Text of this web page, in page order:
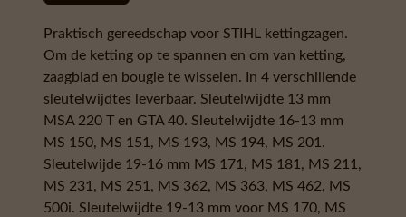
Praktisch gereedschap voor STIHL kettingzagen.
Om de ketting op te spannen en om van ketting,
zaagblad en bougie te wisselen. In 4 verschillende
sleutelwijdtes leverbaar. Sleutelwijdte 13 mm
MSA 220 T en GTA 40. Sleutelwijdte 16-13 mm
MS 150, MS 151, MS 193, MS 194, MS 201.
Sleutelwijde 19-16 mm MS 171, MS 181, MS 211,
MS 231, MS 251, MS 362, MS 363, MS 462, MS
500i. Sleutelwijdte 19-13 mm voor MS 170, MS